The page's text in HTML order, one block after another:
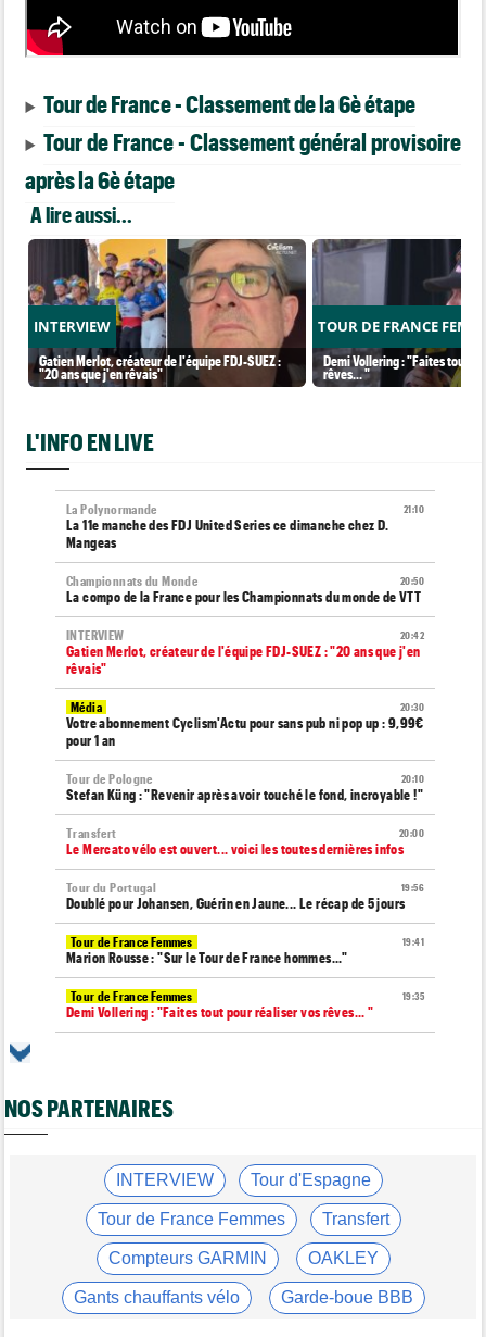
Tour de France - Classement de la 6è étape
Tour de France - Classement général provisoire
après la 6è étape
A lire aussi...
INTERVIEW
Gatien Merlot, créateur de l'équipe FDJ-SUEZ :
"20 ans que j'en rêvais"
TOUR DE FRANCE
Demi Vollering : "Faites tout
rêves... "
L'INFO EN LIVE
21:10
La Polynormande
La 11e manche des FDJ United Series ce dimanche chez D.
Mangeas
20:50
Championnats du Monde
La compo de la France pour les Championnats du monde de VTT
20:42
INTERVIEW
Gatien Merlot, créateur de l'équipe FDJ-SUEZ : "20 ans que j'en
rêvais"
20:30
Média
Votre abonnement Cyclism'Actu pour sans pub ni pop up : 9,99€
pour 1 an
20:10
Tour de Pologne
Stefan Küng : "Revenir après avoir touché le fond, incroyable !"
20:00
Transfert
Le Mercato vélo est ouvert... voici les toutes dernières infos
19:56
Tour du Portugal
Doublé pour Johansen, Guérin en Jaune... Le récap de 5 jours
19:41
Tour de France Femmes
Marion Rousse : "Sur le Tour de France hommes..."
19:35
Tour de France Femmes
Demi Vollering : "Faites tout pour réaliser vos rêves... "
Tour de France Femmes
Transfert
Après Jarno Widar, Lotto-Intermarché prolonge un autre cadre
Route
Steven Kruijswijk annonce prendre sa retraite en fin d'année
18:00
Tour d'Espagne
Le dernier Grand Tour... La Vuelta 2026, l’une des plus dures ?
NOS PARTENAIRES
INTERVIEW Tour d'Espagne
Tour de France Femmes Transfert
Compteurs GARMIN OAKLEY
Gants chauffants vélo Garde-boue BBB